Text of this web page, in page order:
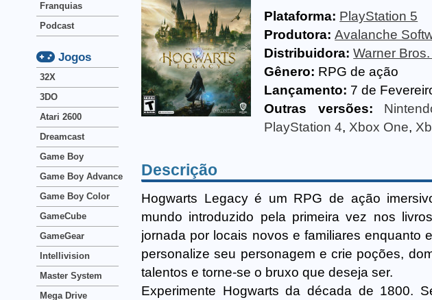
Plataforma: PlayStation 5
Produtora: Avalanche
Distribuidora: Warner
Gênero: RPG de ação
Lançamento: 7 de
Outras versões:
PlayStation 4, Xbox One,
Descrição
Hogwarts Legacy é um RPG de ação
mundo introduzido pela primeira vez nos
jornada por locais novos e familiares enquanto
personalize seu personagem e crie poções,
talentos e torne-se o bruxo que deseja ser.
Experimente Hogwarts da década de 1800.
Franquias
Podcast
Jogos
32X
3DO
Atari 2600
Dreamcast
Game Boy
Game Boy Advance
Game Boy Color
GameCube
GameGear
Intellivision
Master System
Mega Drive